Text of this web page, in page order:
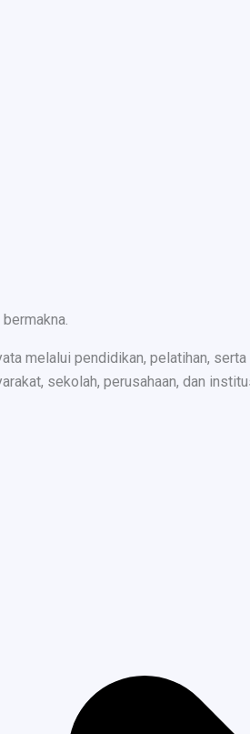
melalui pendidikan, pelatihan, serta
sekolah, perusahaan, dan